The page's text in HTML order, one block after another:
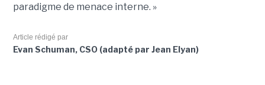
paradigme de menace interne. »
Article rédigé par
Evan Schuman, CSO (adapté par Jean Elyan)